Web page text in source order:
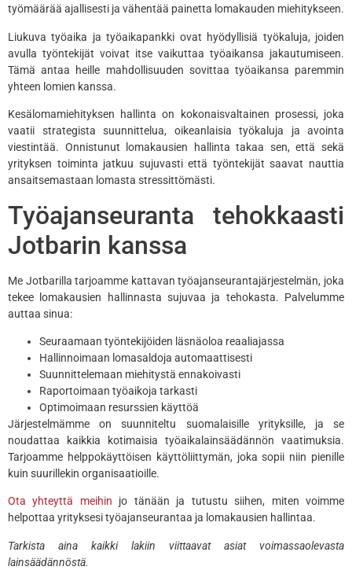
työmäärää ajallisesti ja vähentää painetta lomakauden miehitykseen.
Liukuva työaika ja työaikapankki ovat hyödyllisiä työkaluja, joiden
avulla työntekijät voivat itse vaikuttaa työaikansa jakautumiseen.
Tämä antaa heille mahdollisuuden sovittaa työaikansa paremmin
yhteen lomien kanssa.
Kesälomamiehityksen hallinta on kokonaisvaltainen prosessi, joka
vaatii strategista suunnittelua, oikeanlaisia työkaluja ja avointa
viestintää. Onnistunut lomakausien hallinta takaa sen, että sekä
yrityksen toiminta jatkuu sujuvasti että työntekijät saavat nauttia
ansaitsemastaan lomasta stressittömästi.
Työajanseuranta tehokkaasti
Jotbarin kanssa
Me Jotbarilla tarjoamme kattavan työajanseurantajärjestelmän, joka
tekee lomakausien hallinnasta sujuvaa ja tehokasta. Palvelumme
auttaa sinua:
Seuraamaan työntekijöiden läsnäoloa reaaliajassa
Hallinnoimaan lomasaldoja automaattisesti
Suunnittelemaan miehitystä ennakoivasti
Raportoimaan työaikoja tarkasti
Optimoimaan resurssien käyttöä
Järjestelmämme on suunniteltu suomalaisille yrityksille, ja se
noudattaa kaikkia kotimaisia työaikalainsäädännön vaatimuksia.
Tarjoamme helppokäyttöisen käyttöliittymän, joka sopii niin pienille
kuin suurillekin organisaatioille.
Ota yhteyttä meihin jo tänään ja tutustu siihen, miten voimme
helpottaa yrityksesi työajanseurantaa ja lomakausien hallintaa.
Tarkista aina kaikki lakiin viittaavat asiat voimassaolevasta
lainsäädännöstä.